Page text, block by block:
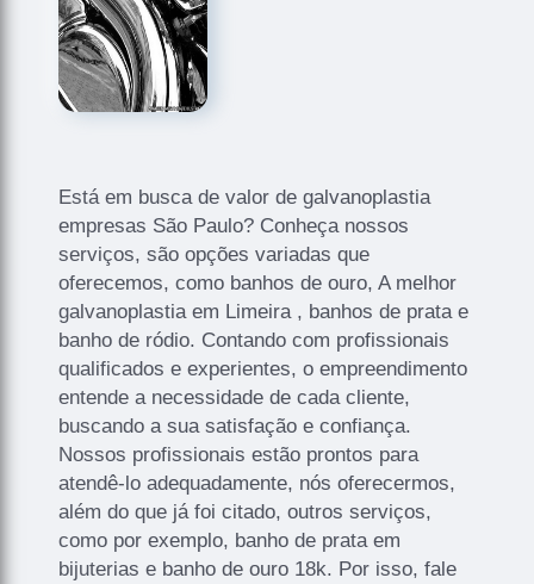
Está em busca de valor de galvanoplastia
empresas São Paulo? Conheça nossos
serviços, são opções variadas que
oferecemos, como banhos de ouro, A melhor
galvanoplastia em Limeira , banhos de prata e
banho de ródio. Contando com profissionais
qualificados e experientes, o empreendimento
entende a necessidade de cada cliente,
buscando a sua satisfação e confiança.
Nossos profissionais estão prontos para
atendê-lo adequadamente, nós oferecermos,
além do que já foi citado, outros serviços,
como por exemplo, banho de prata em
bijuterias e banho de ouro 18k. Por isso, fale